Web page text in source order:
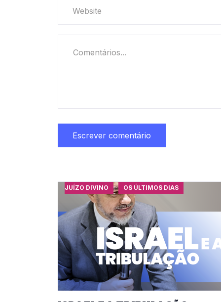
JUÍZO DIVINO OS ÚLTIMOS DIAS